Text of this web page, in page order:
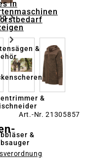
in
&
&
&
Art.-Nr. 21305857